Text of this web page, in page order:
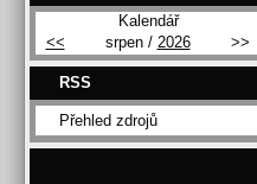
Kalendář
<<
srpen / 2026 >>
RSS
Přehled zdrojů